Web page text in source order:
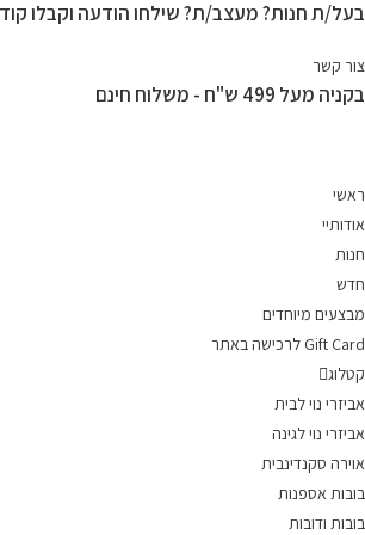
Skip
content
בעל/ת חנות? מעצב/ת? שילחו הודעה וקבלו קוד
צור קשר
בקניה מעל 499 ש"ח - משלוח חינם
ראשי
אודותיי
חנות
חדש
מבצעים מיוחדים
Gift Card לרכישה באתר
קטלוג
אביזרי נוי לבית
אביזרי נוי לגינה
אוירה סקנדינבית
בובות אספנות
בובות ודובות